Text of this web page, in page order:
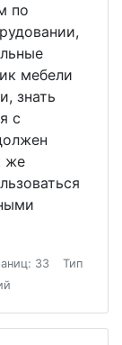
по
мебели
знать
с
же
33
Тип